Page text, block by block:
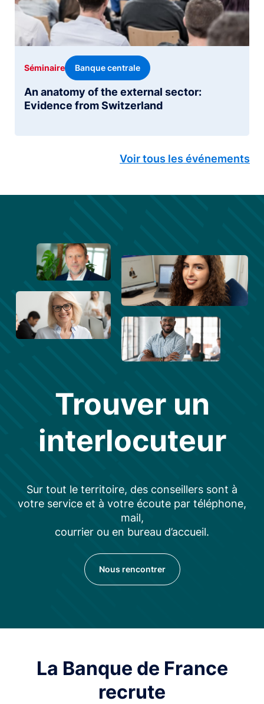
An anatomy of the external sector:
Evidence from Switzerland
Séminaire Banque centrale
Voir tous les événements
Trouver un
interlocuteur
Sur tout le territoire, des conseillers sont à
votre service et à votre écoute par téléphone,
mail,
courrier ou en bureau d’accueil.
Nous rencontrer
La Banque de France
recrute